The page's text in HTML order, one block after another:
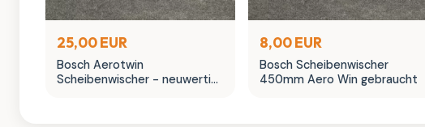
25,00 EUR
Bosch Aerotwin
Scheibenwischer - neuwertig
8,00 EUR
Bosch Scheibenwischer
450mm Aero Win gebraucht